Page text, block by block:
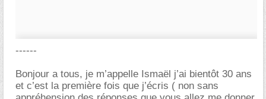
------
Bonjour a tous, je m’appelle Ismaël j’ai bientôt 30 ans
et c’est la première fois que j’écris ( non sans